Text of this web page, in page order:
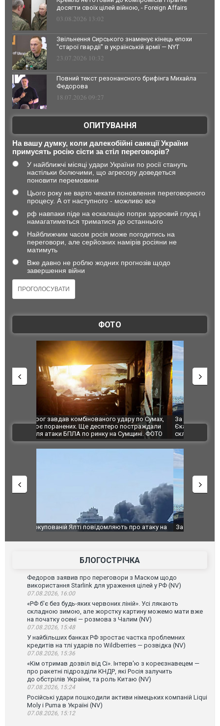
досягти своїх цілей війною, - Foreign Affairs
03.08.2026 13:02
Звільнення Сирського знаменує кінець епохи
"старої гвардії" в українській армії — NYT
23.07.2026 10:32
Повний текст резонансного брифінга Михайла
Федорова
18.07.2026 09:27
ОПИТУВАННЯ
На вашу думку, коли далекобійні санкції України
примусять росію сісти за стіл переговорів?
У найближчі місяці удари України по росії стануть
настільки болючими, що агресору доведеться
поновити перемовини
Цього року не варто чекати поновлення переговорного
процесу. А от наступного - можливо все
рф навпаки піде на ескалацію попри здоровий глузд і
намагатиметься триматися до останнього
Найближчим часом росія може погодитись на
переговори, але серйозних намірів росіяни не
матимуть
Вже давно не роблю жодних прогнозів щодо
завершення війни
ФОТО
За 2000 кілометрів від кордону з Україною: в
Єкатеринбурзі після атаки дронів загорівся
склад Wildberries. ФОТО. ВІДЕО
"Мої
ВІДЕО
За 2000 кілометрів від кордону з Україною: в
склад Wildberries. ФОТО. ВІДЕО
В
БЛОГОСТРІЧКА
Федоров заявив про переговори з Маском щодо
використання Starlink для ураження цілей у РФ (NV)
07.08.2026, 16:00
«РФ б'є без будь-яких червоних ліній». Усі лякають
складною зимою, але жорстку картину можемо мати вже
на початку осені — розмова з Чалим (NV)
07.08.2026, 15:48
У найбільших банках РФ зростає частка проблемних
кредитів на тлі ударів по Wildberries — розвідка (NV)
07.08.2026, 15:36
«Кім отримав дозвіл від Сі». Інтерв'ю з кореєзнавецем —
про ракетні підрозділи КНДР, які Росія залучить
до обстрілів України, та роль Китаю (NV)
07.08.2026, 15:24
Російські удари пошкодили активи німецьких компаній Liqui
Moly і Puma в Україні (NV)
07.08.2026, 15:12